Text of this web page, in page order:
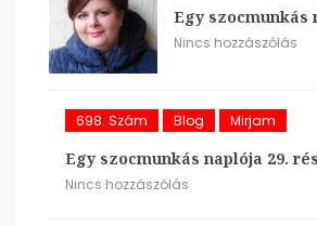
Egy szocmunkás
Nincs hozzászólás
698. Szám Blog Mirjam
Egy szocmunkás naplója 29.
Nincs hozzászólás